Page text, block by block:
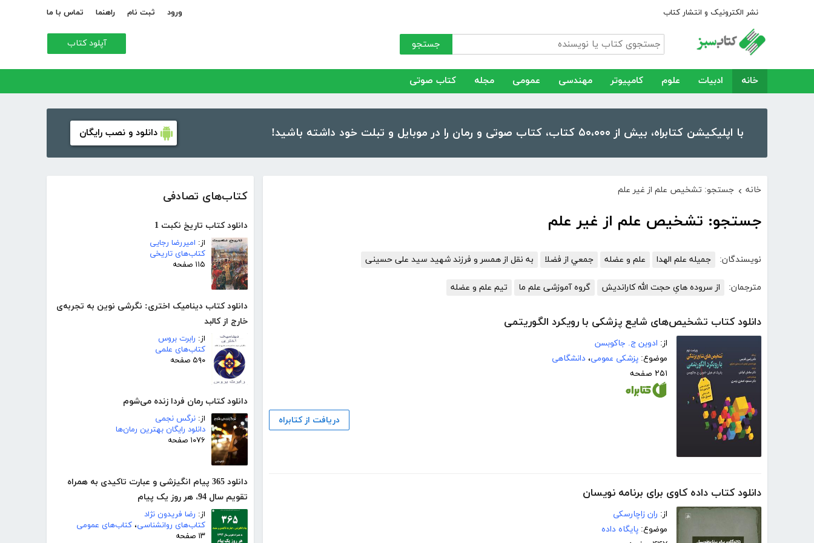
نشر الکترونیک و انتشار کتاب ورود ثبت نام راهنما تماس با ما
جستجو آپلود کتاب
خانه ادبیات علوم کامپیوتر مهندسی عمومی مجله کتاب صوتی
با اپلیکیشن کتابراه، بیش از ۵۰،۰۰۰ کتاب، کتاب صوتی و رمان را در موبایل و تبلت خود داشته باشید! دانلود و نصب رایگان
کتاب‌های تصادفی
دانلود کتاب تاریخ نکبت 1
از: امیررضا رجایی
کتاب‌های تاریخی
۱۱۵ صفحه
دانلود کتاب دینامیک اختری: نگرشی نوین به تجربه‌ی
خارج از کالبد
از: رابرت بروس
کتاب‌های علمی
۵۹۰ صفحه
دانلود کتاب رمان فردا زنده می‌شوم
از: نرگس نجمی
دانلود رایگان بهترین رمان‌ها
۱۰۷۶ صفحه
دانلود 365 پیام انگیزشی و عبارت تاکیدی به همراه
تقویم سال 94، هر روز یک پیام
از: رضا فریدون نژاد
کتاب‌های روانشناسی، کتاب‌های عمومی
۱۳ صفحه
خانه › جستجو: تشخیص علم از غیر علم
جستجو: تشخیص علم از غیر علم
نویسندگان: جمیله‌ علم ‌الهدا علم و عضله جمعي از فضلا به نقل از همسر و فرزند شهید سید علی حسینی
مترجمان: از سروده هایِ حجت الله کاراندیش گروه آموزشی علم ما تیم علم و عضله
دانلود کتاب تشخیص‌های شایع پزشکی با رویکرد الگوریتمی
از: ادوین ج. جاکوبسن
موضوع: پزشکی عمومی، دانشگاهی
۲۵۱ صفحه
دریافت از کتابراه
دانلود کتاب داده کاوی برای برنامه نویسان
از: ران زاچارسکی
موضوع: پایگاه داده